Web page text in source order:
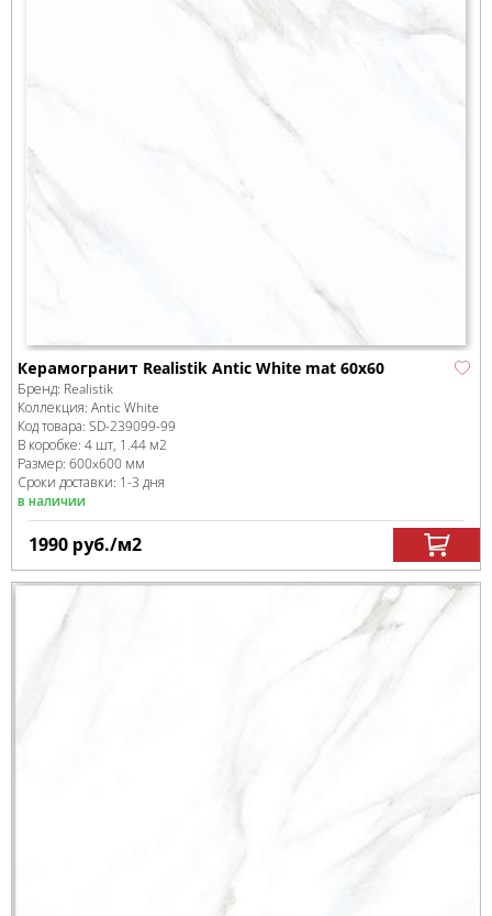
Керамогранит Realistik Antic White mat 60x60
Бренд: Realistik
Коллекция: Antic White
Код товара: SD-239099-99
В коробке: 4 шт, 1.44 м2
Размер: 600x600 мм
Сроки доставки: 1-3 дня
в наличии
1990 руб./м2